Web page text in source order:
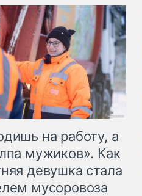
на работу, а
мужиков». Как
девушка стала
мусоровоза